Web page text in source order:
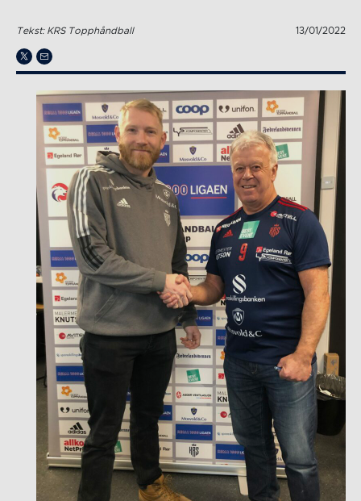
Tekst: KRS Topphåndball 13/01/2022